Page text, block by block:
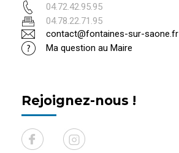
04.72.42.95.95
04.78.22.71.95
contact@fontaines-sur-saone.fr
Ma question au Maire
Rejoignez-nous !